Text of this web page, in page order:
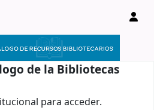
de la Bibliotecas
para acceder.